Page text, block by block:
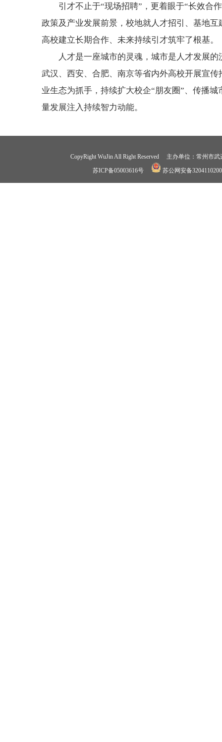
引才不止于“现场招聘”，更着眼于“长效合
政策及产业发展前景，校地就人才招引、基地
高校建立长期合作、未来持续引才筑牢了根基。
人才是一座城市的灵魂，城市是人才发展
武汉、西安、合肥、南京等省内外高校开展宣
业生态为抓手，持续扩大校企“朋友圈”、传播
量发展注入持续智力动能。
CopyRight WuJin All Right Reserved 主办单位：常州
苏ICP备05003616号
苏公网安备